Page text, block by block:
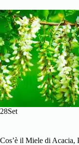
28Set
Cos’è il Miele di Acacia,